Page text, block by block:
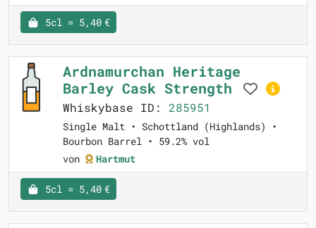
5cl = 5,40 €
Ardnamurchan Heritage
Barley Cask Strength
Whiskybase ID: 285951
Single Malt • Schottland (Highlands) •
Bourbon Barrel • 59.2% vol
von
Hartmut
5cl = 5,40 €